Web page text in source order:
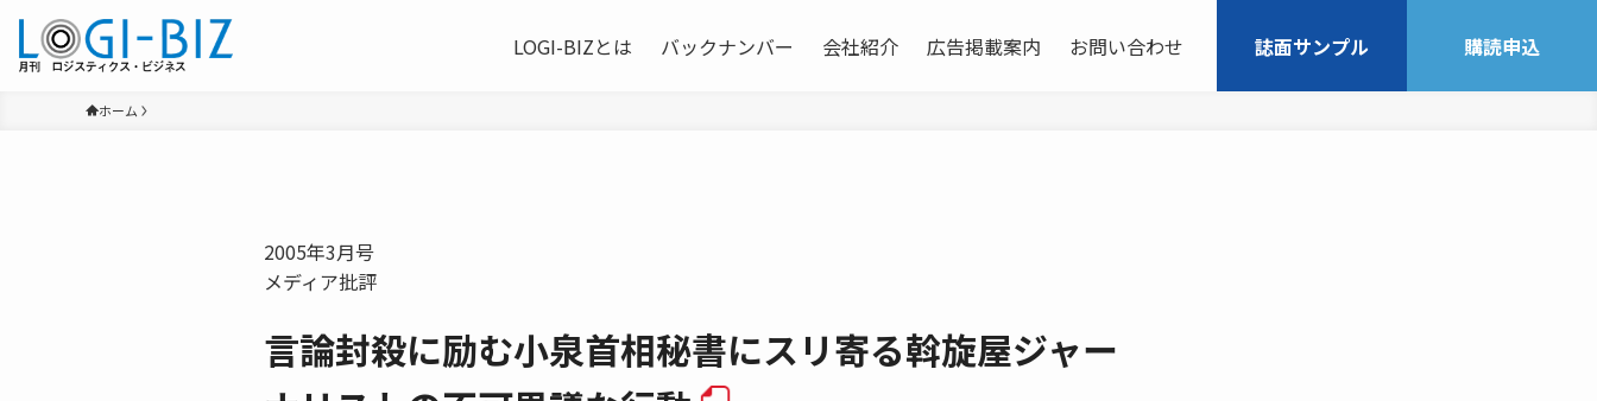
LOGI-BIZとは バックナンバー 会社紹介 広告掲載案内 お問い合わせ 誌面サンプル 購読申込
ホーム
2005年3月号
メディア批評
言論封殺に励む小泉首相秘書にスリ寄る斡旋屋ジャー